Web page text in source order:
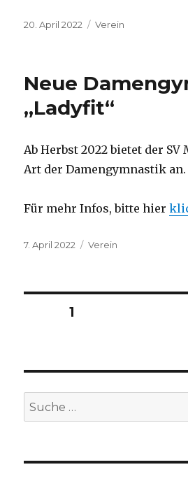
Veröffentlicht
20. April 2022 Kategorien
Verein
Neue
„Ladyfit“
Ab Herbst 2022 bietet der SV
Art der Damengymnastik an.
Für mehr Infos, bitte hier
Veröffentlicht
7. April 2022 Kategorien
Verein
Beiträge
SEITE1
Suche
nach: